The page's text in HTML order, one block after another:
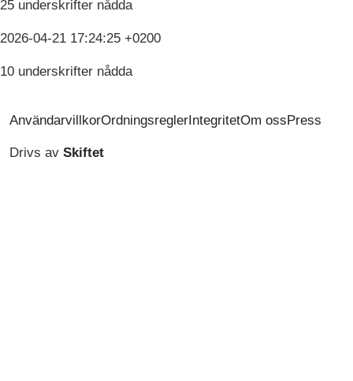
25 underskrifter nådda
2026-04-21 17:24:25 +0200
10 underskrifter nådda
AnvändarvillkorOrdningsreglerIntegritetOm ossPress
Drivs av Skiftet